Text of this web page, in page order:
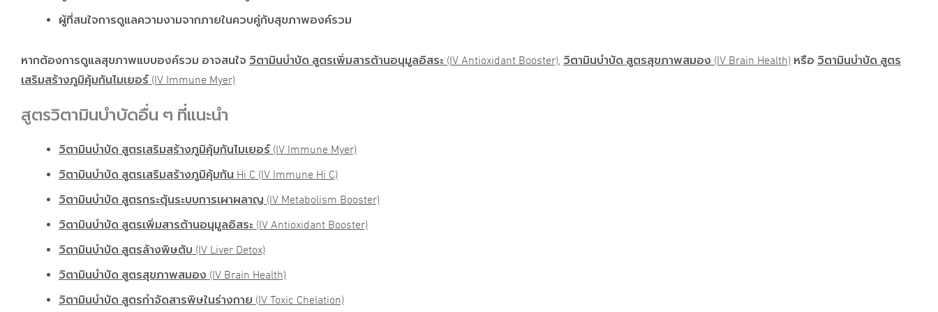
ผู้ที่สนใจการดูแลความงามจากภายในควบคู่กับสุขภาพองค์รวม
หากต้องการดูแลสุขภาพแบบองค์รวม อาจสนใจ วิตามินบำบัด สูตรเพิ่มสารต้านอนุมูลอิสระ (IV Antioxidant Booster), วิตามินบำบัด สูตรสุขภาพสมอง (IV Brain Health) หรือ วิตามินบำบัด สูตร
เสริมสร้างภูมิคุ้มกันไมเยอร์ (IV Immune Myer)
สูตรวิตามินบำบัดอื่น ๆ ที่แนะนำ
วิตามินบำบัด สูตรเสริมสร้างภูมิคุ้มกันไมเยอร์ (IV Immune Myer)
วิตามินบำบัด สูตรเสริมสร้างภูมิคุ้มกัน Hi C (IV Immune Hi C)
วิตามินบำบัด สูตรกระตุ้นระบบการเผาผลาญ (IV Metabolism Booster)
วิตามินบำบัด สูตรเพิ่มสารต้านอนุมูลอิสระ (IV Antioxidant Booster)
วิตามินบำบัด สูตรล้างพิษตับ (IV Liver Detox)
วิตามินบำบัด สูตรสุขภาพสมอง (IV Brain Health)
วิตามินบำบัด สูตรกำจัดสารพิษในร่างกาย (IV Toxic Chelation)